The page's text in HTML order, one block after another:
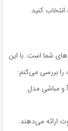
کنید.
شما است. با این
را بررسی می‌کنم:
دلونگی مدل EC685 ؛ نوا مدل NOVA NCM-128EXPS و مباشی مدل
ارائه می‌دهند.